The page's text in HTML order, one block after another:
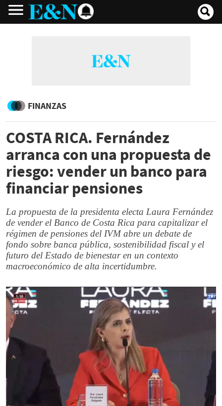
FINANZAS
COSTA RICA. Fernández
arranca con una propuesta de
riesgo: vender un banco para
financiar pensiones
La propuesta de la presidenta electa Laura Fernández
de vender el Banco de Costa Rica para capitalizar el
régimen de pensiones del IVM abre un debate de
fondo sobre banca pública, sostenibilidad fiscal y el
futuro del Estado de bienestar en un contexto
macroeconómico de alta incertidumbre.